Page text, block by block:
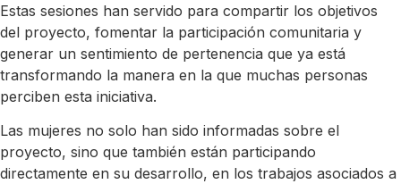
Estas sesiones han servido para compartir los objetivos
del proyecto, fomentar la participación comunitaria y
generar un sentimiento de pertenencia que ya está
transformando la manera en la que muchas personas
perciben esta iniciativa.
Las mujeres no solo han sido informadas sobre el
proyecto, sino que también están participando
directamente en su desarrollo, en los trabajos asociados a